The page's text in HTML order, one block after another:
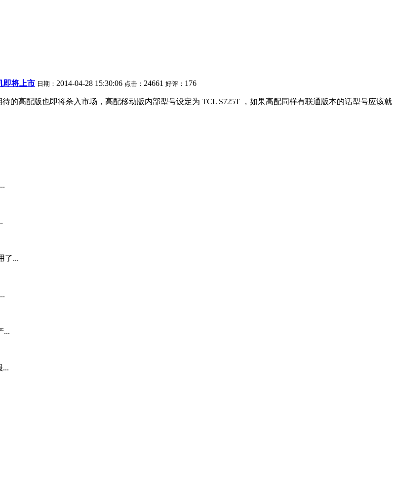
即将上市 日期： 2014-04-28 15:30:06 点击： 24661 好评： 176
的高配版也即将杀入市场，高配移动版内部型号设定为 TCL S725T ，如果高配同样有联通版本的话型号应该就
了...
...
...